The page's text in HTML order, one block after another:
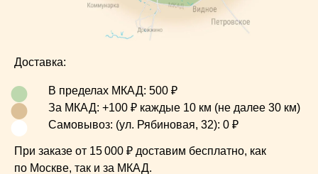
Доставка:
• В пределах МКАД: 500 ₽
• За МКАД: +100 ₽ каждые 10 км (не далее 30 км)
• Самовывоз: (ул. Рябиновая, 32): 0 ₽
При заказе от 15 000 ₽ доставим бесплатно, как
по Москве, так и за МКАД.